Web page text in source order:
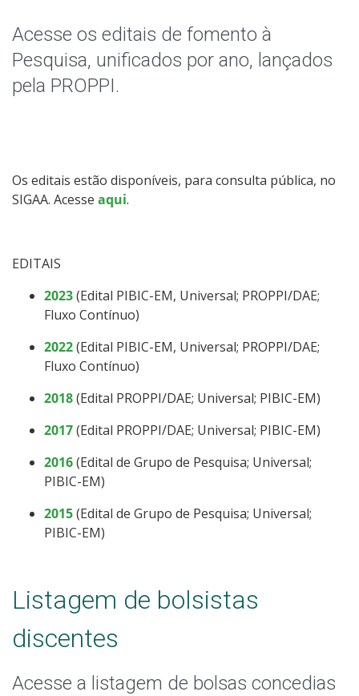
Acesse os editais de fomento à
Pesquisa, unificados por ano, lançados
pela PROPPI.
Os editais estão disponíveis, para consulta pública, no
SIGAA. Acesse aqui.
EDITAIS
2023(Edital PIBIC-EM, Universal; PROPPI/DAE;
Fluxo Contínuo)
2022(Edital PIBIC-EM, Universal; PROPPI/DAE;
Fluxo Contínuo)
2018(Edital PROPPI/DAE; Universal; PIBIC-EM)
2017(Edital PROPPI/DAE; Universal; PIBIC-EM)
2016(Edital de Grupo de Pesquisa; Universal;
PIBIC-EM)
2015(Edital de Grupo de Pesquisa; Universal;
PIBIC-EM)
Listagem de bolsistas
discentes
Acesse a listagem de bolsas concedias